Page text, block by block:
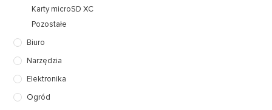
Karty microSD XC
Pozostałe
Biuro
Narzędzia
Elektronika
Ogród